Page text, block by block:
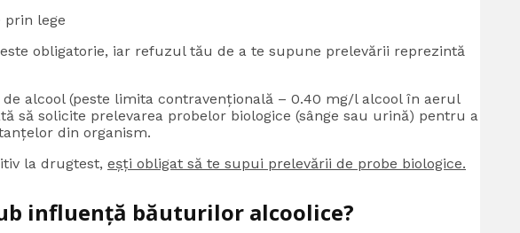
lege
obligatorie, iar refuzul tău de a te supune prelevării reprezintă
alcool (peste limita contravențională – 0.40 mg/l alcool în aerul
să solicite prelevarea probelor biologice (sânge sau urină) pentru a
din organism.
la drugtest, eșți obligat să te supui prelevării de probe biologice.
influență băuturilor alcoolice?